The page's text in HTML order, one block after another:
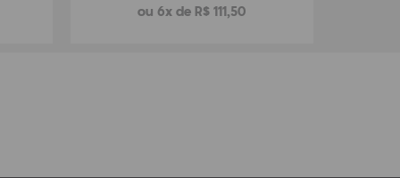
ou 6x de R$ 111,50